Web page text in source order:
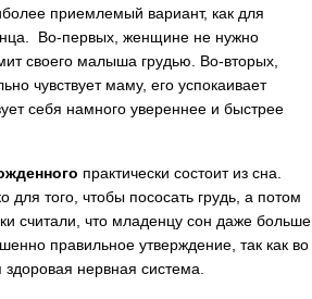
приемлемый вариант, как для
Во-первых, женщине не нужно
своего малыша грудью. Во-вторых,
чувствует маму, его успокаивает
себя намного увереннее и быстрее
практически состоит из сна.
того, чтобы пососать грудь, а потом
считали, что младенцу сон даже больше
правильное утверждение, так как во
нервная система.